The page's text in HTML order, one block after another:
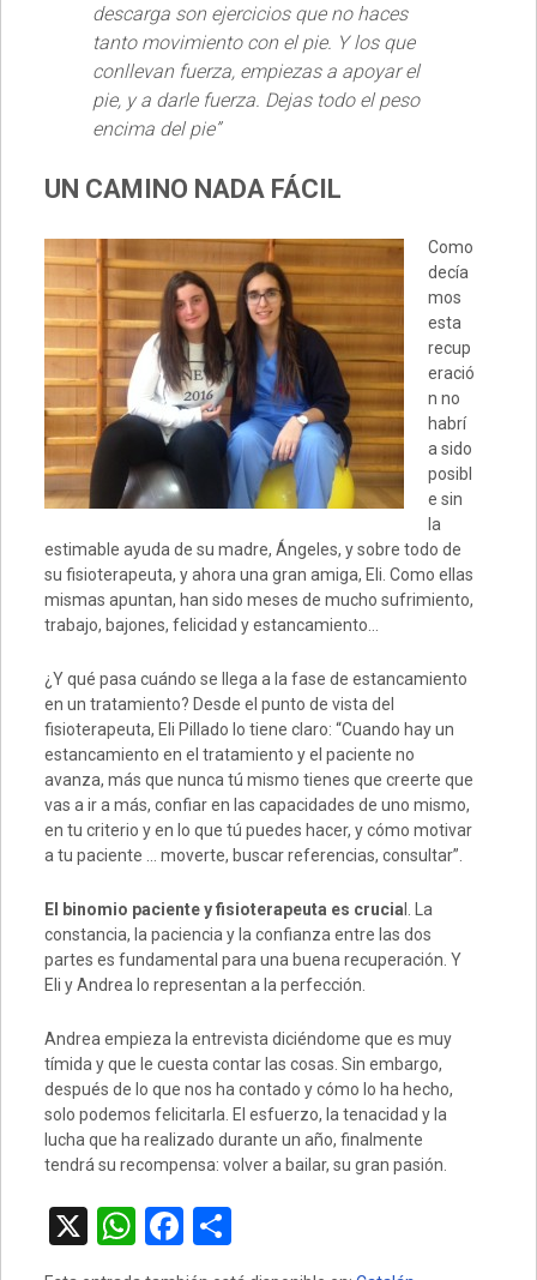
descarga son ejercicios que no haces
tanto movimiento con el pie. Y los que
conllevan fuerza, empiezas a apoyar el
pie, y a darle fuerza. Dejas todo el peso
encima del pie”
UN CAMINO NADA FÁCIL
Como
decía
mos
esta
recup
eració
n no
habrí
a sido
posibl
e sin
la
estimable ayuda de su madre, Ángeles, y sobre todo de
su fisioterapeuta, y ahora una gran amiga, Eli. Como ellas
mismas apuntan, han sido meses de mucho sufrimiento,
trabajo, bajones, felicidad y estancamiento…
¿Y qué pasa cuándo se llega a la fase de estancamiento
en un tratamiento? Desde el punto de vista del
fisioterapeuta, Eli Pillado lo tiene claro: “Cuando hay un
estancamiento en el tratamiento y el paciente no
avanza, más que nunca tú mismo tienes que creerte que
vas a ir a más, confiar en las capacidades de uno mismo,
en tu criterio y en lo que tú puedes hacer, y cómo motivar
a tu paciente … moverte, buscar referencias, consultar”.
El binomio paciente y fisioterapeuta es crucia l. La
constancia, la paciencia y la confianza entre las dos
partes es fundamental para una buena recuperación. Y
Eli y Andrea lo representan a la perfección.
Andrea empieza la entrevista diciéndome que es muy
tímida y que le cuesta contar las cosas. Sin embargo,
después de lo que nos ha contado y cómo lo ha hecho,
solo podemos felicitarla. El esfuerzo, la tenacidad y la
lucha que ha realizado durante un año, finalmente
tendrá su recompensa: volver a bailar, su gran pasión.
X W
h
F
a
C
o